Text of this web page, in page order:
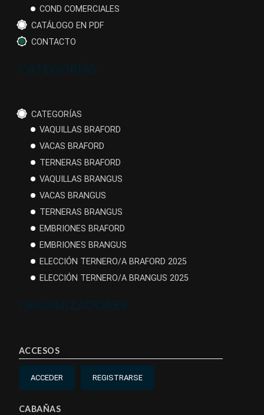
COND COMERCIALES
CATÁLOGO EN PDF
CONTACTO
CATEGORÍAS
CATEGORÍAS
VAQUILLAS BRAFORD
VACAS BRAFORD
TERNERAS BRAFORD
VAQUILLAS BRANGUS
VACAS BRANGUS
TERNERAS BRANGUS
EMBRIONES BRAFORD
EMBRIONES BRANGUS
ELECCIÓN TERNERO/A BRAFORD 2025
ELECCIÓN TERNERO/A BRANGUS 2025
ORGANIZADORES
ACCESOS
ACCEDER REGISTRARSE
CABAÑAS